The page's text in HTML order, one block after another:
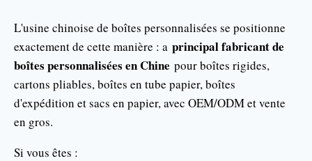
L'usine chinoise de boîtes personnalisées se positionne
exactement de cette manière : a principal fabricant de
boîtes personnalisées en Chine pour boîtes rigides,
cartons pliables, boîtes en tube papier, boîtes
d'expédition et sacs en papier, avec OEM/ODM et vente
en gros.
Si vous êtes :